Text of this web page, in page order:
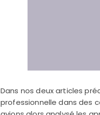
Dans nos deux articles
professionnelle dans des